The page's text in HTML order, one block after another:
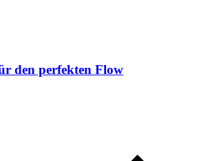
den perfekten Flow